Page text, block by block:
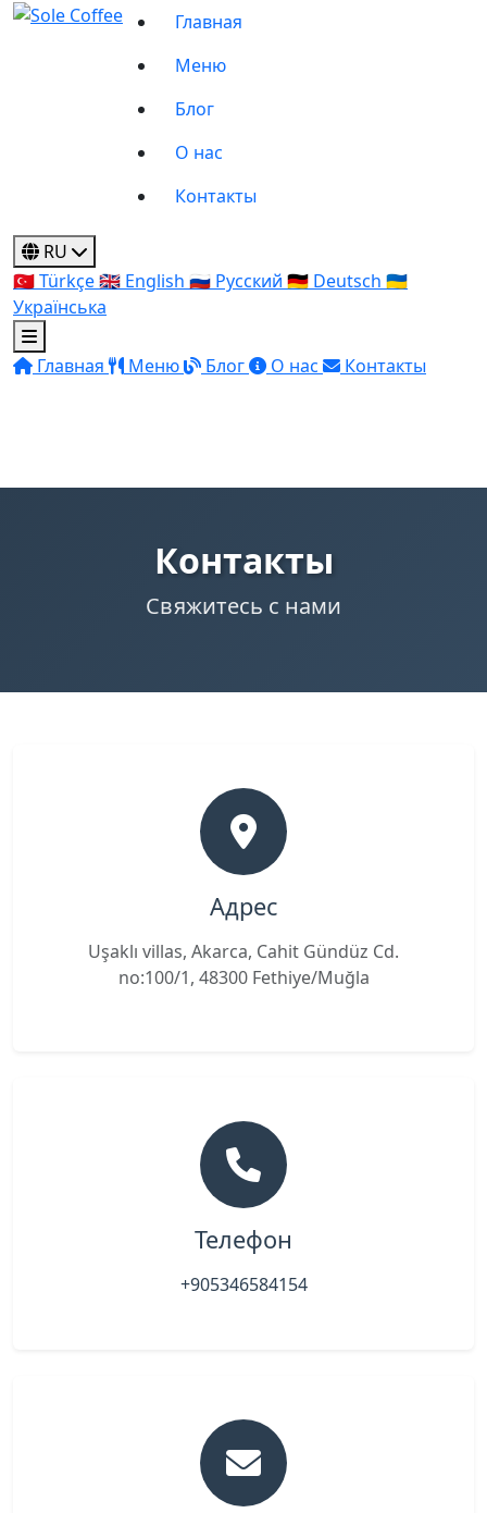
Главная
Меню
Блог
О нас
Контакты
RU
🇹🇷Türkçe🇬🇧 English 🇷🇺 Русский 🇩🇪 Deutsch 🇺🇦
Українська
Главная Меню Блог О нас Контакты
Контакты
Свяжитесь с нами
Адрес
Uşaklı villas, Akarca, Cahit Gündüz Cd.
no:100/1, 48300 Fethiye/Muğla
Телефон
+905346584154